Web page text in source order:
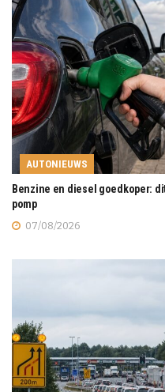
AUTONIEUWS
Benzine en diesel goedkoper:
pomp
07/08/2026